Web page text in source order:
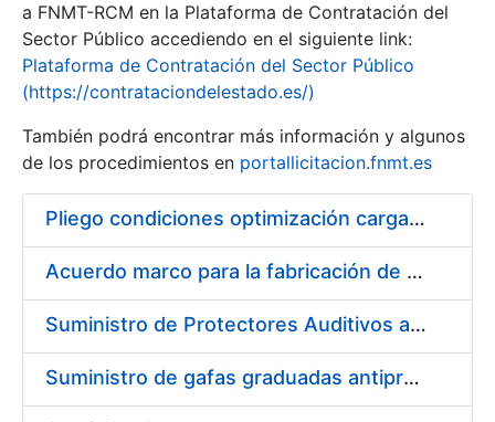
Erakutsi/Ezkutatu
a FNMT-RCM en la Plataforma de Contratación del
Sector Público accediendo en el siguiente link:
Plataforma de Contratación del Sector Público
(https://contrataciondelestado.es/)
También podrá encontrar más información y algunos
de los procedimientos en portallicitacion.fnmt.es
Pliego condiciones optimización cargas compras firmado
Acuerdo marco para la fabricación de piezas
Suministro de Protectores Auditivos a medida para las personas trabajadoras de los Centros de Trabajo de Madrid y Burgos
Suministro de gafas graduadas antiproyecciones para los trabajadores de la FNMT-RCM en los centros de trabajo de Madrid y Burgos